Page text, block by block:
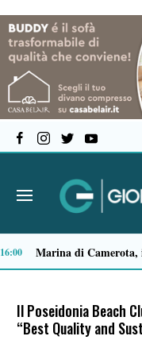
09:03
Il Poseidonia Beach
“Best Quality and